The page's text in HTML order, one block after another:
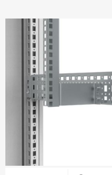
Vaata